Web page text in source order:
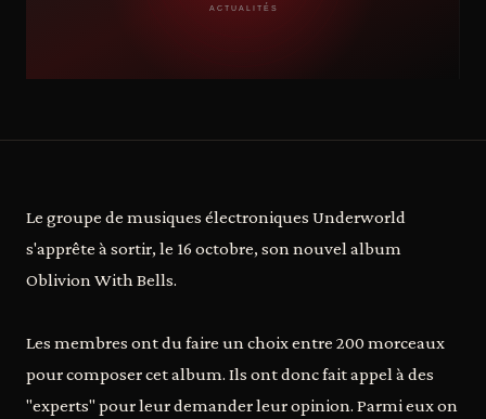
Le groupe de musiques électroniques Underworld
s'apprête à sortir, le 16 octobre, son nouvel album
Oblivion With Bells.
Les membres ont du faire un choix entre 200 morceaux
pour composer cet album. Ils ont donc fait appel à des
"experts" pour leur demander leur opinion. Parmi eux on